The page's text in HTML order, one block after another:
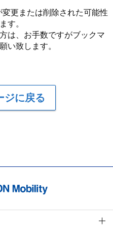
更または削除された可能性
す。
は、お手数ですがブックマ
い致します。
ジに戻る